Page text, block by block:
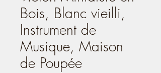
Bois, Blanc vieilli,
Instrument de
Musique, Maison
de Poupée